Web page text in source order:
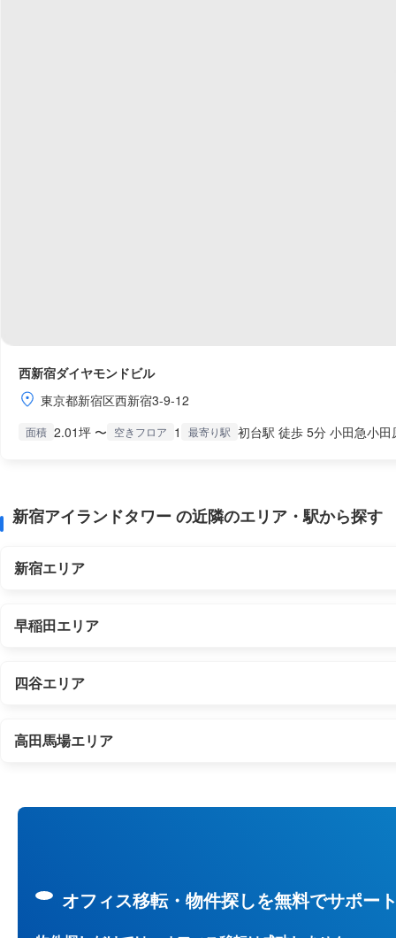
西新宿ダイヤモンドビル
東京都新宿区西新宿3-9-12
面積 2.01坪 〜 空きフロア 1 最寄り駅 初台駅 徒歩 5分 小田急小
新宿アイランドタワー の近隣のエリア・駅から探す
新宿エリア
早稲田エリア
四谷エリア
高田馬場エリア
オフィス移転・物件探しを無料でサポー